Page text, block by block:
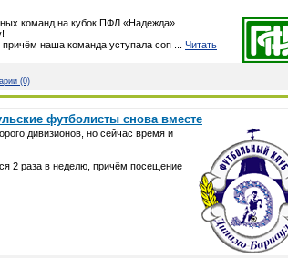
команд на кубок ПФЛ «Надежда»
, причём наша команда уступала соп
Читать
(0)
футболисты снова вместе
дивизионов, но сейчас время и
2 раза в неделю, причём посещение